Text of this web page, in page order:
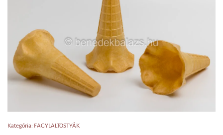
Kategória: FAGYLALTOSTYÁK